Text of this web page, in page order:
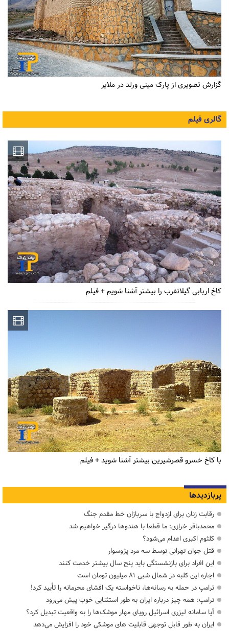
گزارش تصویری از پارک مینی ورلد در ملایر
گالری فیلم
کاخ اربابی گیلانغرب را بیشتر آشنا شویم + فیلم
با کاخ خسرو قصرشیرین بیشتر آشنا شوید + فیلم
پربازدیدها
رقابت زنان برای ازدواج با سربازان خط مقدم جنگ
محمدباقر خرازی: ما قطعا با هندوها درگیر خواهیم شد
کلثوم اکبری اعدام می‌شود؟
قتل جوان تهرانی توسط سه مرد پژوسوار
این افراد برای بازنشستگی باید پنج سال بیشتر خدمت کنند
اجاره این کلبه در شمال شبی ۸۱ میلیون تومان است
ترامپ در حمله‌ به رسانه‌ها، ناخواسته یک افشای محرمانه را تأیید کرد!
ترامپ: همه چیز درباره ایران به طور استثنایی خوب پیش می‌رود
آیا سامانه لیزری اسرائیل رویای مهار موشک‌ها را به واقعیت تبدیل کرد؟
ایران به طور قابل توجهی قابلیت های موشکی خود را افزایش می‌دهد